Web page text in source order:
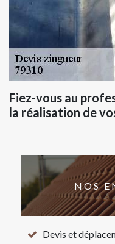
Fiez-vous au
la réalisation de
NOS
Devis et